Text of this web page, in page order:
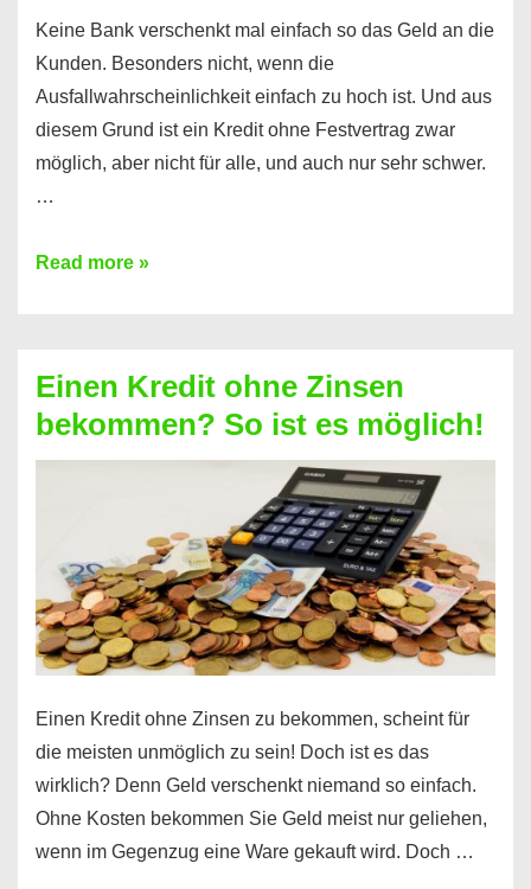
Keine Bank verschenkt mal einfach so das Geld an die
Kunden. Besonders nicht, wenn die
Ausfallwahrscheinlichkeit einfach zu hoch ist. Und aus
diesem Grund ist ein Kredit ohne Festvertrag zwar
möglich, aber nicht für alle, und auch nur sehr schwer.
…
Ist
Festvertrag
für
jeden
erfahren
Sie
es
Read more »
Einen Kredit ohne Zinsen
bekommen? So ist es möglich!
Einen Kredit ohne Zinsen zu bekommen, scheint für
die meisten unmöglich zu sein! Doch ist es das
wirklich? Denn Geld verschenkt niemand so einfach.
Ohne Kosten bekommen Sie Geld meist nur geliehen,
wenn im Gegenzug eine Ware gekauft wird. Doch …